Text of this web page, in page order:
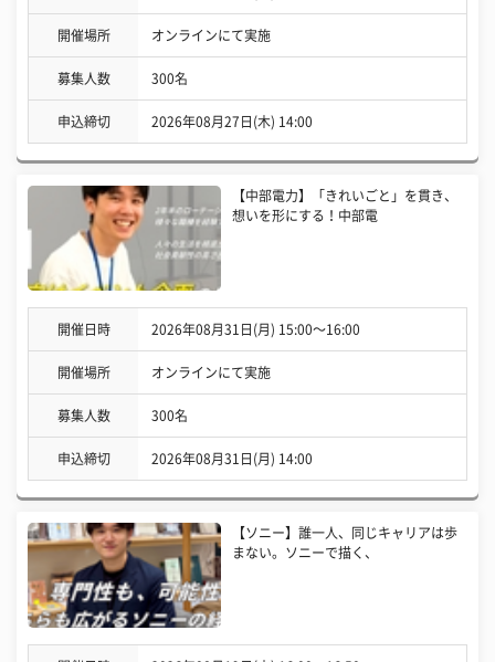
開催場所 オンラインにて実施
募集人数 300名
申込締切 2026年08月27日(木) 14:00
【中部電力】「きれいごと」を貫き、
想いを形にする！中部電
開催日時 2026年08月31日(月) 15:00〜16:00
開催場所 オンラインにて実施
募集人数 300名
申込締切 2026年08月31日(月) 14:00
【ソニー】誰一人、同じキャリアは歩
まない。ソニーで描く、